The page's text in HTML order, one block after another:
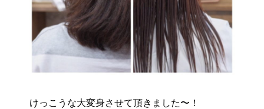
けっこうな大変身させて頂きました〜！